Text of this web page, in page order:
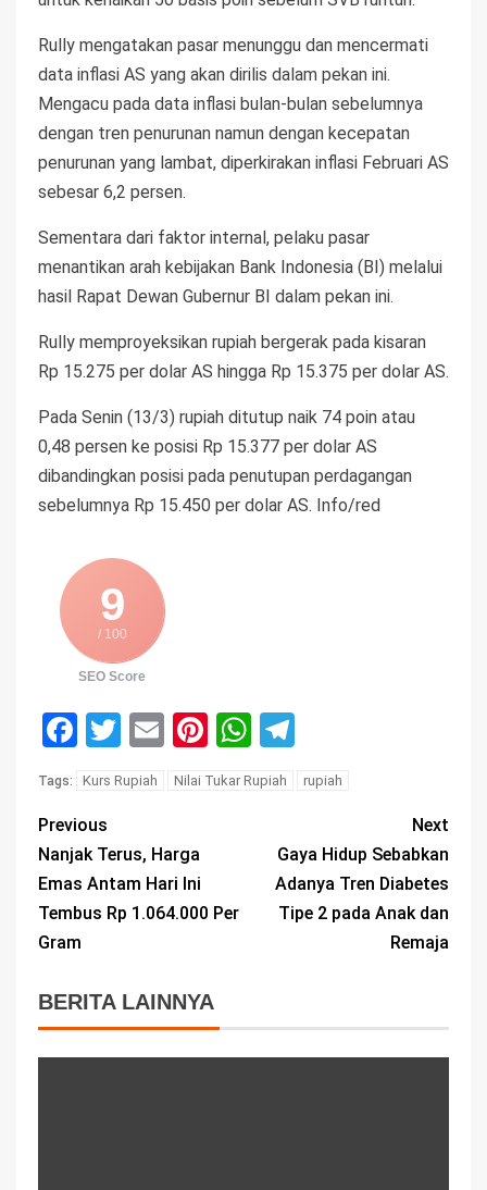
Rully mengatakan pasar menunggu dan mencermati
data inflasi AS yang akan dirilis dalam pekan ini.
Mengacu pada data inflasi bulan-bulan sebelumnya
dengan tren penurunan namun dengan kecepatan
penurunan yang lambat, diperkirakan inflasi Februari AS
sebesar 6,2 persen.
Sementara dari faktor internal, pelaku pasar
menantikan arah kebijakan Bank Indonesia (BI) melalui
hasil Rapat Dewan Gubernur BI dalam pekan ini.
Rully memproyeksikan rupiah bergerak pada kisaran
Rp 15.275 per dolar AS hingga Rp 15.375 per dolar AS.
Pada Senin (13/3) rupiah ditutup naik 74 poin atau
0,48 persen ke posisi Rp 15.377 per dolar AS
dibandingkan posisi pada penutupan perdagangan
sebelumnya Rp 15.450 per dolar AS. Info/red
9
/ 100
SEO Score
Facebook
Twitter
EmailPinterest
WhatsApp
Tags: Kurs Rupiah Nilai Tukar Rupiah rupiah
Previous
Nanjak Terus, Harga
Emas Antam Hari Ini
Tembus Rp 1.064.000 Per
Gram
Next
Gaya Hidup Sebabkan
Adanya Tren Diabetes
Tipe 2 pada Anak dan
Remaja
BERITA LAINNYA